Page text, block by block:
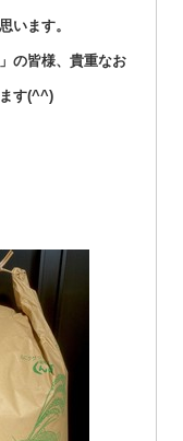
います。
の皆様、貴重なお
す(^^)